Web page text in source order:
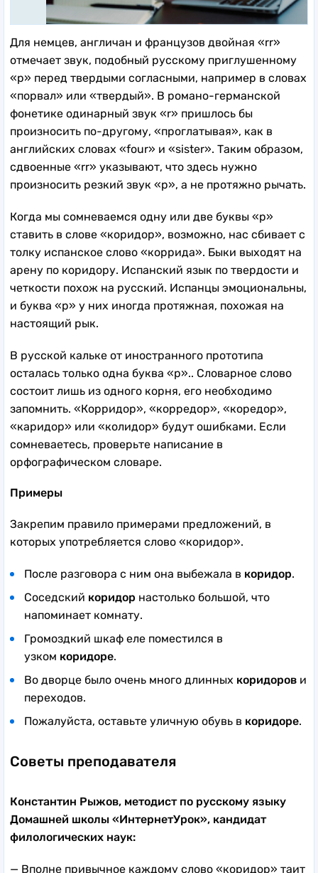
Для немцев, англичан и французов двойная «rr»
отмечает звук, подобный русскому приглушенному
«р» перед твердыми согласными, например в словах
«порвал» или «твердый». В романо-германской
фонетике одинарный звук «r» пришлось бы
произносить по-другому, «проглатывая», как в
английских словах «four» и «sister». Таким образом,
сдвоенные «rr» указывают, что здесь нужно
произносить резкий звук «р», а не протяжно рычать.
Когда мы сомневаемся одну или две буквы «р»
ставить в слове «коридор», возможно, нас сбивает с
толку испанское слово «коррида». Быки выходят на
арену по коридору. Испанский язык по твердости и
четкости похож на русский. Испанцы эмоциональны,
и буква «р» у них иногда протяжная, похожая на
настоящий рык.
В русской кальке от иностранного прототипа
осталась только одна буква «р».. Словарное слово
состоит лишь из одного корня, его необходимо
запомнить. «Корридор», «корредор», «коредор»,
«каридор» или «колидор» будут ошибками. Если
сомневаетесь, проверьте написание в
орфографическом словаре.
Примеры
Закрепим правило примерами предложений, в
которых употребляется слово «коридор».
После разговора с ним она выбежала в коридор.
Соседский коридор настолько большой, что
напоминает комнату.
Громоздкий шкаф еле поместился в
узком коридоре.
Во дворце было очень много длинных коридоров и
переходов.
Пожалуйста, оставьте уличную обувь в коридоре.
Советы преподавателя
Константин Рыжов, методист по русскому языку
Домашней школы «ИнтернетУрок», кандидат
филологических наук:
— Вполне привычное каждому слово «коридор» таит